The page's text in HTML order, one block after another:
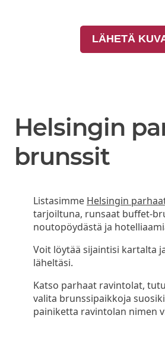
LÄHETÄ
Helsingin
brunssit
Listasimme Helsingin
tarjoiltuna, runsaat buffet-
noutopöydästä ja
Voit löytää sijaintisi kartalta
läheltäsi.
Katso parhaat ravintolat,
valita brunssipaikkoja
painiketta ravintolan nimen